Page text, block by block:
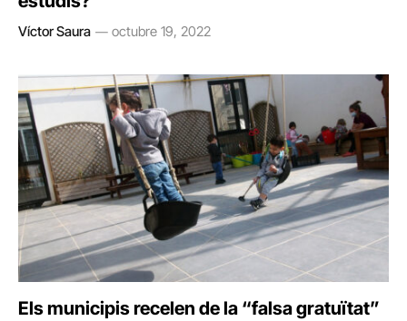
Víctor Saura octubre 19, 2022
Els municipis recelen de la “falsa gratuïtat”